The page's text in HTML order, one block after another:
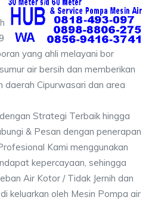
yang ahli melayani bor
air bersih dan memberikan
daerah Cipurwasari dan area
Strategi Terbaik hingga
& Pesan dengan penerapan
Kami menggunakan
kepercayaan, sehingga
Air Kotor / Tidak Jernih dan
keluarkan oleh Mesin Pompa air